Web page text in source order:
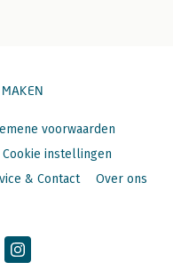
voorwaarden
Cookie instellingen
& Contact Over ons